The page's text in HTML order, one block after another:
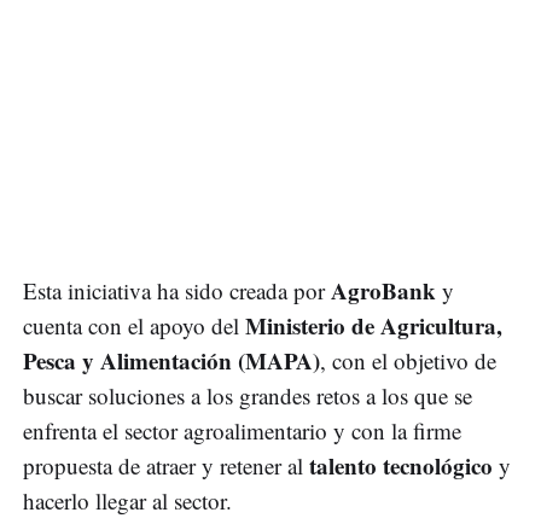
Esta iniciativa ha sido creada porAgroBank y
cuenta con el apoyo del Ministerio de Agricultura,
Pesca y Alimentación (MAPA), con el objetivo de
buscar soluciones a los grandes retos a los que se
enfrenta el sector agroalimentario y con la firme
propuesta de atraer y retener al talento tecnológico y
hacerlo llegar al sector.